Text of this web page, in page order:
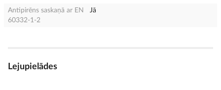
Antipirēns saskaņā ar EN
60332-1-2
Jā
Lejupielādes